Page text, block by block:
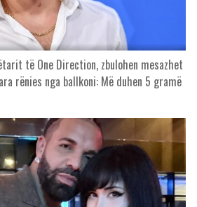
të One Direction, zbulohen mesazhet
rënies nga ballkoni: Më duhen 5 gramë